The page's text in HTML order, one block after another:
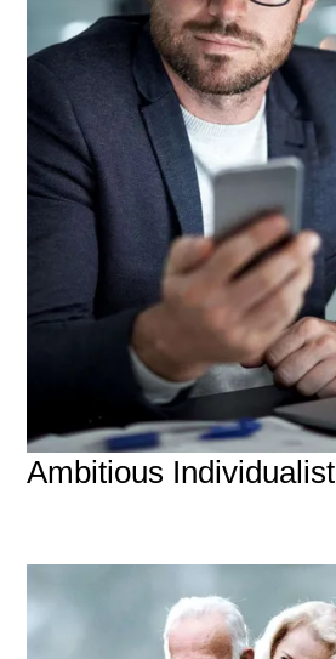
Ambitious Individualist